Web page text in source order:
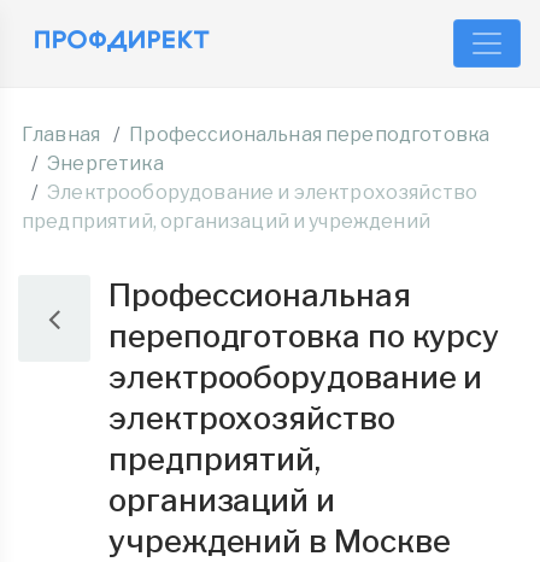
Главная
Профессиональная переподготовка
Энергетика
Электрооборудование и электрохозяйство
предприятий, организаций и учреждений
Профессиональная
переподготовка по курсу
электрооборудование и
электрохозяйство
предприятий,
организаций и
учреждений в Москве